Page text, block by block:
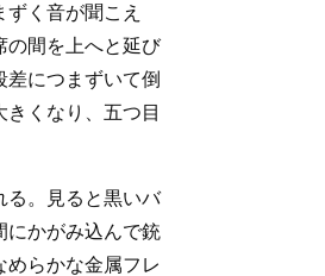
く音が聞こえ
の間を上へと延び
につまずいて倒
くなり、五つ目
る。見ると黒いバ
にかがみ込んで銃
らかな金属フレ